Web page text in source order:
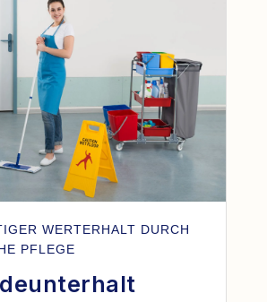
WERTERHALT DURCH
PFLEGE